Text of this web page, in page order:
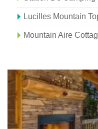
Lucilles Mountain
Mountain Aire